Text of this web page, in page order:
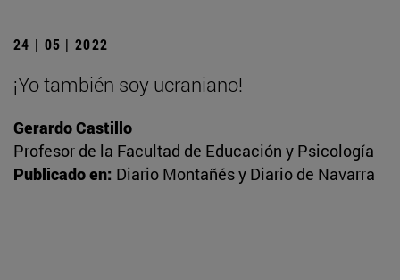
24 | 05 | 2022
¡Yo también soy ucraniano!
Gerardo Castillo
Profesor de la Facultad de Educación y Psicología
Publicado en: Diario Montañés y Diario de Navarra